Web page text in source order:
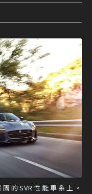
的SVR性能車系上。